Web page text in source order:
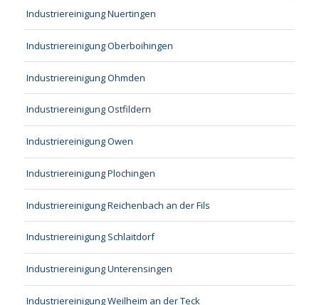
Industriereinigung Nuertingen
Industriereinigung Oberboihingen
Industriereinigung Ohmden
Industriereinigung Ostfildern
Industriereinigung Owen
Industriereinigung Plochingen
Industriereinigung Reichenbach an der Fils
Industriereinigung Schlaitdorf
Industriereinigung Unterensingen
Industriereinigung Weilheim an der Teck